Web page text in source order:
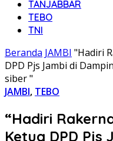
TANJABBAR
TEBO
TNI
Beranda JAMBI "Hadiri
DPD Pjs Jambi di
siber "
JAMBI, TEBO
“Hadiri
Ketua DPD Pjs